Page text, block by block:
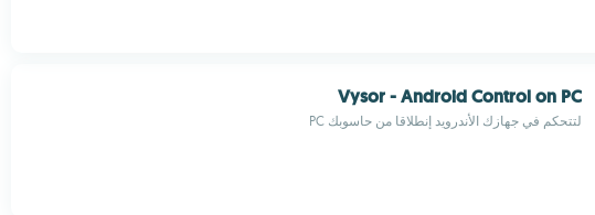
Vysor - Android Control on PC
لتتحكم في جهازك الأندرويد إنطلاقا من حاسوبك PC